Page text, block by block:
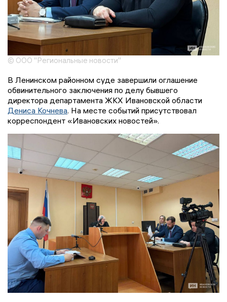
© ООО "Региональные новости"
В Ленинском районном суде завершили оглашение
обвинительного заключения по делу бывшего
директора департамента ЖКХ Ивановской области
Дениса Кочнева. На месте событий присутствовал
корреспондент «Ивановских новостей».